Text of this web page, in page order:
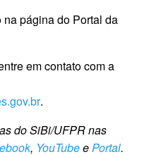
página do Portal da
em contato com a
.
do SiBi/UFPR nas
, YouTubeePortal.